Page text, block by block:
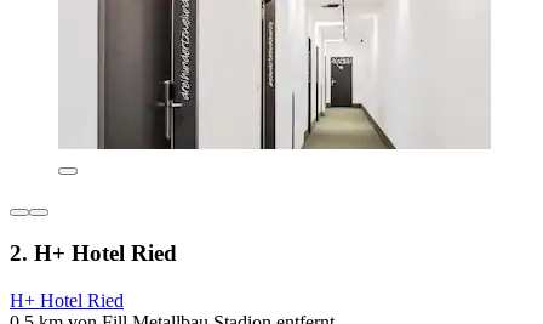
2. H+ Hotel Ried
H+ Hotel Ried